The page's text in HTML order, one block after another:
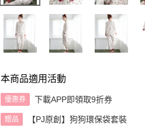
本商品適用活動
優惠券 下載APP即領取9折券
贈品 【PJ原創】狗狗環保袋套裝